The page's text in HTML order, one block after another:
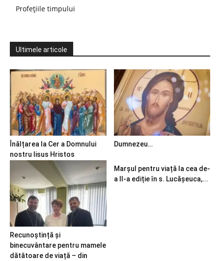
Profețiile timpului
Ultimele articole
Înălțarea la Cer a Domnului
nostru Iisus Hristos
Dumnezeu…
Recunoștință și
binecuvântare pentru mamele
dătătoare de viață – din
Marșul pentru viață la cea de-
a II-a ediție în s. Lucășeuca,...